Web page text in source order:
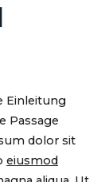
Einleitung
Passage
dolor sit
eiusmod